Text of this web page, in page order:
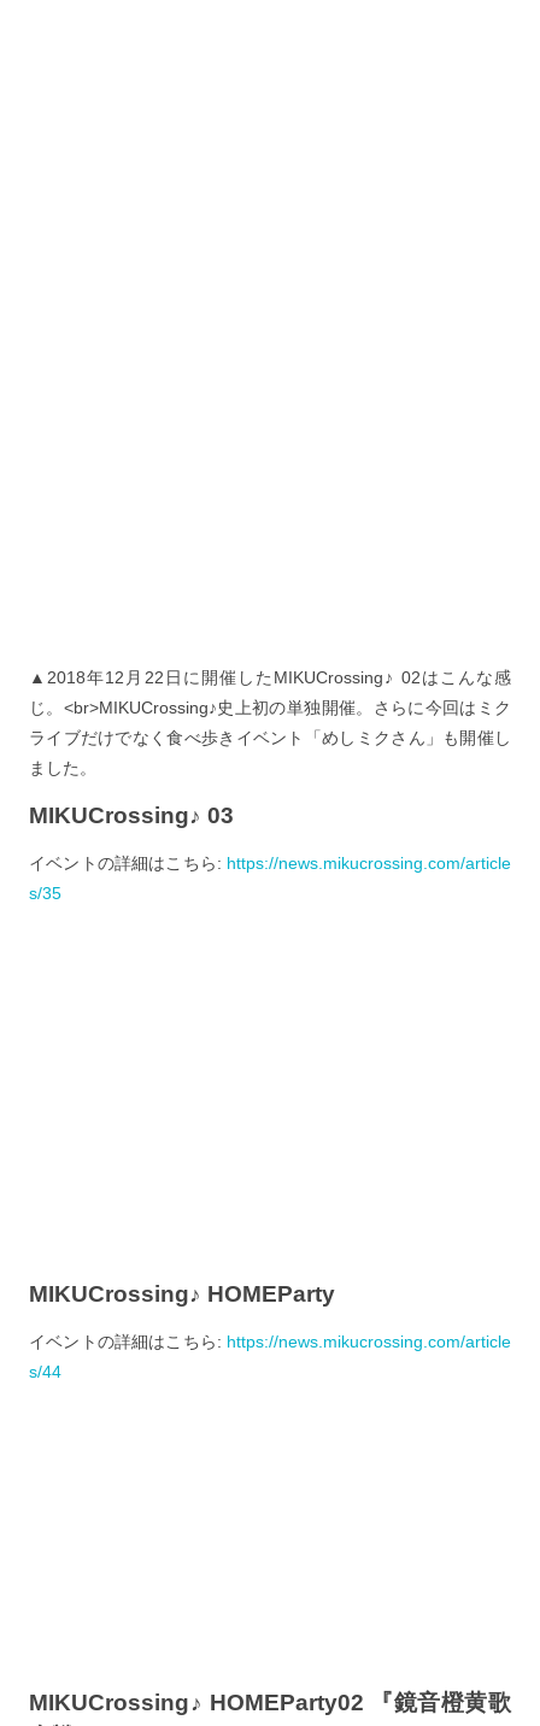
▲2018年12月22日に開催したMIKUCrossing♪ 02はこんな感
じ。<br>MIKUCrossing♪史上初の単独開催。さらに今回はミク
ライブだけでなく食べ歩きイベント「めしミクさん」も開催し
ました。
MIKUCrossing♪ 03
イベントの詳細はこちら: https://news.mikucrossing.com/article
s/35
MIKUCrossing♪ HOMEParty
イベントの詳細はこちら: https://news.mikucrossing.com/article
s/44
MIKUCrossing♪ HOMEParty02 『鏡音橙黄歌